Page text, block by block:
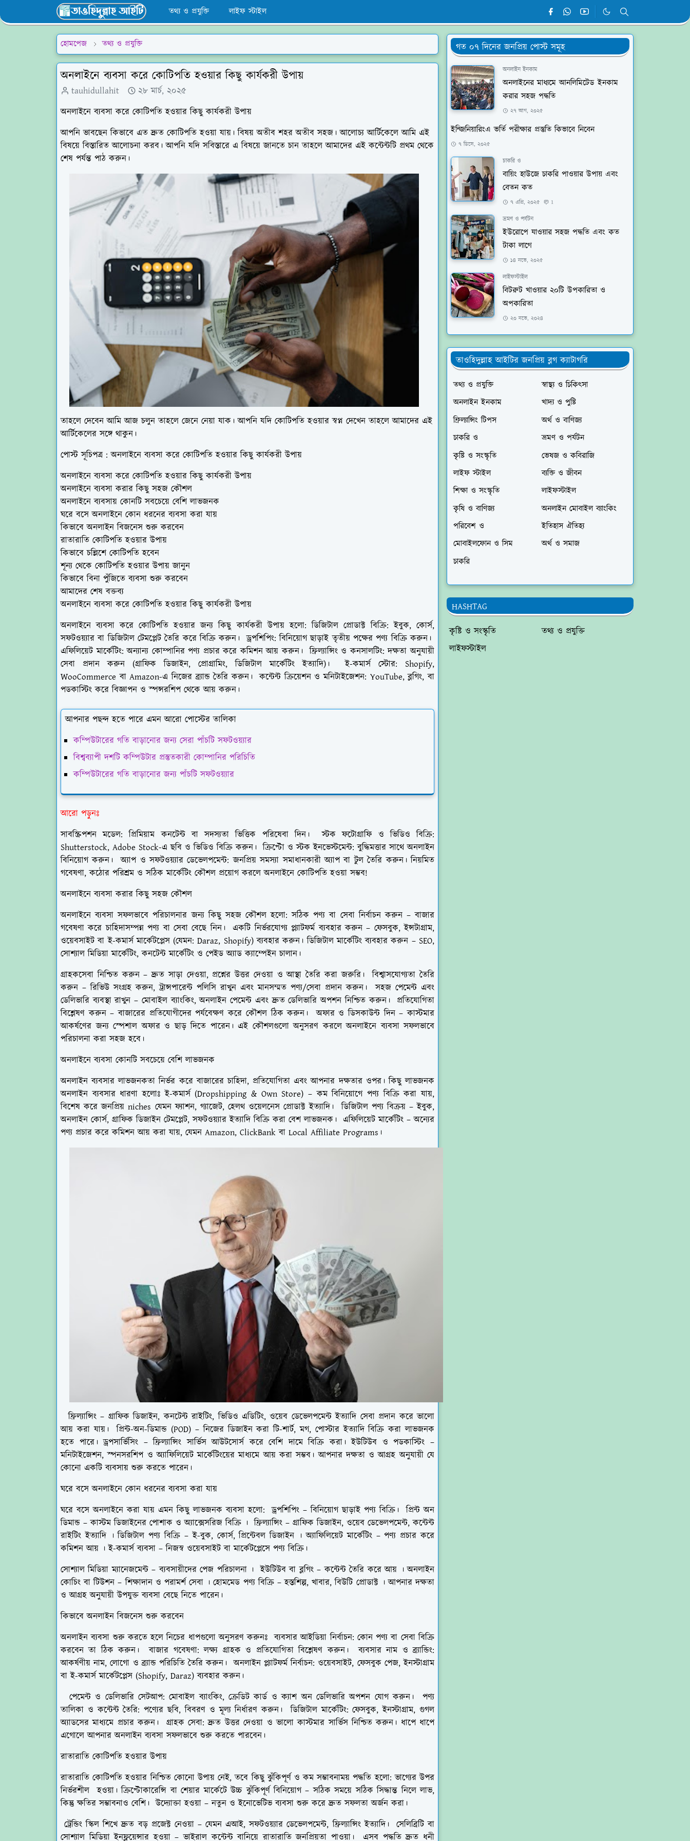
তথ্য ও প্রযুক্তি লাইফ স্টাইল
হোমপেজ তথ্য ও প্রযুক্তি
অনলাইনে ব্যবসা করে কোটিপতি হওয়ার কিছু কার্যকরী উপায়
tauhidullahit
২৮ মার্চ, ২০২৫
অনলাইনে ব্যবসা করে কোটিপতি হওয়ার কিছু কার্যকরী উপায়
আপনি ভাবছেন কিভাবে এত দ্রুত কোটিপতি হওয়া যায়। বিষয় অতীব শহর অতীব সহজ। আলোচ্য আর্টিকেলে আমি এই
বিষয়ে বিস্তারিত আলোচনা করব। আপনি যদি সবিস্তারে এ বিষয়ে জানতে চান তাহলে আমাদের এই কন্টেন্টটি প্রথম থেকে
শেষ পর্যন্ত পাঠ করুন।
তাহলে দেবেন আমি আজ চলুন তাহলে জেনে নেয়া যাক। আপনি যদি কোটিপতি হওয়ার স্বপ্ন দেখেন তাহলে আমাদের এই
আর্টিকেলের সঙ্গে থাকুন।
পোস্ট সূচিপত্র : অনলাইনে ব্যবসা করে কোটিপতি হওয়ার কিছু কার্যকরী উপায়
অনলাইনে ব্যবসা করে কোটিপতি হওয়ার কিছু কার্যকরী উপায়
অনলাইনে ব্যবসা করার কিছু সহজ কৌশল
অনলাইনে ব্যবসায় কোনটি সবচেয়ে বেশি লাভজনক
ঘরে বসে অনলাইনে কোন ধরনের ব্যবসা করা যায়
কিভাবে অনলাইন বিজনেস শুরু করবেন
রাতারাতি কোটিপতি হওয়ার উপায়
কিভাবে চল্লিশে কোটিপতি হবেন
শূন্য থেকে কোটিপতি হওয়ার উপায় জানুন
কিভাবে বিনা পুঁজিতে ব্যবসা শুরু করবেন
আমাদের শেষ বক্তব্য
অনলাইনে ব্যবসা করে কোটিপতি হওয়ার কিছু কার্যকরী উপায়
অনলাইনে ব্যবসা করে কোটিপতি হওয়ার জন্য কিছু কার্যকরী উপায় হলো: ডিজিটাল প্রোডাক্ট বিক্রি: ইবুক, কোর্স,
সফটওয়্যার বা ডিজিটাল টেমপ্লেট তৈরি করে বিক্রি করুন। ড্রপশিপিং: বিনিয়োগ ছাড়াই তৃতীয় পক্ষের পণ্য বিক্রি করুন।
এফিলিয়েট মার্কেটিং: অন্যান্য কোম্পানির পণ্য প্রচার করে কমিশন আয় করুন। ফ্রিল্যান্সিং ও কনসালটিং: দক্ষতা অনুযায়ী
সেবা প্রদান করুন (গ্রাফিক ডিজাইন, প্রোগ্রামিং, ডিজিটাল মার্কেটিং ইত্যাদি)। ই-কমার্স স্টোর: Shopify,
WooCommerce বা Amazon-এ নিজের ব্র্যান্ড তৈরি করুন। কন্টেন্ট ক্রিয়েশন ও মনিটাইজেশন: YouTube, ব্লগিং, বা
পডকাস্টিং করে বিজ্ঞাপন ও স্পন্সরশিপ থেকে আয় করুন।
আপনার পছন্দ হতে পারে এমন আরো পোস্টের তালিকা
কম্পিউটারের গতি বাড়ানোর জন্য সেরা পাঁচটি সফটওয়্যার
বিশ্বব্যাপী দশটি কম্পিউটার প্রস্তুতকারী কোম্পানির পরিচিতি
কম্পিউটারের গতি বাড়ানোর জন্য পাঁচটি সফটওয়্যার
আরো পড়ুনঃ
সাবস্ক্রিপশন মডেল: প্রিমিয়াম কনটেন্ট বা সদস্যতা ভিত্তিক পরিষেবা দিন। স্টক ফটোগ্রাফি ও ভিডিও বিক্রি:
Shutterstock, Adobe Stock-এ ছবি ও ভিডিও বিক্রি করুন। ক্রিপ্টো ও স্টক ইনভেস্টমেন্ট: বুদ্ধিমত্তার সাথে অনলাইন
বিনিয়োগ করুন। অ্যাপ ও সফটওয়্যার ডেভেলপমেন্ট: জনপ্রিয় সমস্যা সমাধানকারী অ্যাপ বা টুল তৈরি করুন।নিয়মিত
গবেষণা, কঠোর পরিশ্রম ও সঠিক মার্কেটিং কৌশল প্রয়োগ করলে অনলাইনে কোটিপতি হওয়া সম্ভব!
অনলাইনে ব্যবসা করার কিছু সহজ কৌশল
অনলাইনে ব্যবসা সফলভাবে পরিচালনার জন্য কিছু সহজ কৌশল হলো: সঠিক পণ্য বা সেবা নির্বাচন করুন – বাজার
গবেষণা করে চাহিদাসম্পন্ন পণ্য বা সেবা বেছে নিন। একটি নির্ভরযোগ্য প্ল্যাটফর্ম ব্যবহার করুন – ফেসবুক, ইন্সটাগ্রাম,
ওয়েবসাইট বা ই-কমার্স মার্কেটপ্লেস (যেমন: Daraz, Shopify) ব্যবহার করুন। ডিজিটাল মার্কেটিং ব্যবহার করুন – SEO,
সোশ্যাল মিডিয়া মার্কেটিং, কনটেন্ট মার্কেটিং ও পেইড অ্যাড ক্যাম্পেইন চালান।
গ্রাহকসেবা নিশ্চিত করুন – দ্রুত সাড়া দেওয়া, প্রশ্নের উত্তর দেওয়া ও আস্থা তৈরি করা জরুরি। বিশ্বাসযোগ্যতা তৈরি
করুন – রিভিউ সংগ্রহ করুন, ট্রান্সপারেন্ট পলিসি রাখুন এবং মানসম্মত পণ্য/সেবা প্রদান করুন। সহজ পেমেন্ট এবং
ডেলিভারি ব্যবস্থা রাখুন – মোবাইল ব্যাংকিং, অনলাইন পেমেন্ট এবং দ্রুত ডেলিভারি অপশন নিশ্চিত করুন। প্রতিযোগিতা
বিশ্লেষণ করুন – বাজারের প্রতিযোগীদের পর্যবেক্ষণ করে কৌশল ঠিক করুন। অফার ও ডিসকাউন্ট দিন – কাস্টমার
আকর্ষণের জন্য স্পেশাল অফার ও ছাড় দিতে পারেন। এই কৌশলগুলো অনুসরণ করলে অনলাইনে ব্যবসা সফলভাবে
পরিচালনা করা সহজ হবে।
অনলাইনে ব্যবসা কোনটি সবচেয়ে বেশি লাভজনক
অনলাইন ব্যবসার লাভজনকতা নির্ভর করে বাজারের চাহিদা, প্রতিযোগিতা এবং আপনার দক্ষতার ওপর। কিছু লাভজনক
অনলাইন ব্যবসার ধারণা হলোঃ ই-কমার্স (Dropshipping & Own Store) – কম বিনিয়োগে পণ্য বিক্রি করা যায়,
বিশেষ করে জনপ্রিয় niches যেমন ফ্যাশন, গ্যাজেট, হেলথ ওয়েলনেস প্রোডাক্ট ইত্যাদি। ডিজিটাল পণ্য বিক্রয় – ইবুক,
অনলাইন কোর্স, গ্রাফিক ডিজাইন টেমপ্লেট, সফটওয়্যার ইত্যাদি বিক্রি করা বেশ লাভজনক। এফিলিয়েট মার্কেটিং – অন্যের
পণ্য প্রচার করে কমিশন আয় করা যায়, যেমন Amazon, ClickBank বা Local Affiliate Programs।
ফ্রিল্যান্সিং – গ্রাফিক ডিজাইন, কনটেন্ট রাইটিং, ভিডিও এডিটিং, ওয়েব ডেভেলপমেন্ট ইত্যাদি সেবা প্রদান করে ভালো
আয় করা যায়। প্রিন্ট-অন-ডিমান্ড (POD) – নিজের ডিজাইন করা টি-শার্ট, মগ, পোস্টার ইত্যাদি বিক্রি করা লাভজনক
হতে পারে। ড্রপসার্ভিসিং – ফ্রিল্যান্সিং সার্ভিস আউটসোর্স করে বেশি দামে বিক্রি করা। ইউটিউব ও পডকাস্টিং –
মনিটাইজেশন, স্পনসরশিপ ও অ্যাফিলিয়েট মার্কেটিংয়ের মাধ্যমে আয় করা সম্ভব। আপনার দক্ষতা ও আগ্রহ অনুযায়ী যে
কোনো একটি ব্যবসায় শুরু করতে পারেন।
ঘরে বসে অনলাইনে কোন ধরনের ব্যবসা করা যায়
ঘরে বসে অনলাইনে করা যায় এমন কিছু লাভজনক ব্যবসা হলো: ড্রপশিপিং – বিনিয়োগ ছাড়াই পণ্য বিক্রি। প্রিন্ট অন
ডিমান্ড – কাস্টম ডিজাইনের পোশাক ও অ্যাক্সেসরিজ বিক্রি । ফ্রিল্যান্সিং – গ্রাফিক ডিজাইন, ওয়েব ডেভেলপমেন্ট, কন্টেন্ট
রাইটিং ইত্যাদি । ডিজিটাল পণ্য বিক্রি – ই-বুক, কোর্স, প্রিন্টেবল ডিজাইন । অ্যাফিলিয়েট মার্কেটিং – পণ্য প্রচার করে
কমিশন আয় । ই-কমার্স ব্যবসা – নিজস্ব ওয়েবসাইট বা মার্কেটপ্লেসে পণ্য বিক্রি।
সোশ্যাল মিডিয়া ম্যানেজমেন্ট – ব্যবসায়ীদের পেজ পরিচালনা । ইউটিউব বা ব্লগিং – কন্টেন্ট তৈরি করে আয় । অনলাইন
কোচিং বা টিউশন – শিক্ষাদান ও পরামর্শ সেবা । হোমমেড পণ্য বিক্রি – হস্তশিল্প, খাবার, বিউটি প্রোডাক্ট । আপনার দক্ষতা
ও আগ্রহ অনুযায়ী উপযুক্ত ব্যবসা বেছে নিতে পারেন।
কিভাবে অনলাইন বিজনেস শুরু করবেন
অনলাইন ব্যবসা শুরু করতে হলে নিচের ধাপগুলো অনুসরণ করুনঃ ব্যবসার আইডিয়া নির্বাচন: কোন পণ্য বা সেবা বিক্রি
করবেন তা ঠিক করুন। বাজার গবেষণা: লক্ষ্য গ্রাহক ও প্রতিযোগিতা বিশ্লেষণ করুন। ব্যবসার নাম ও ব্র্যান্ডিং:
আকর্ষণীয় নাম, লোগো ও ব্র্যান্ড পরিচিতি তৈরি করুন। অনলাইন প্ল্যাটফর্ম নির্বাচন: ওয়েবসাইট, ফেসবুক পেজ, ইনস্টাগ্রাম
বা ই-কমার্স মার্কেটপ্লেস (Shopify, Daraz) ব্যবহার করুন।
পেমেন্ট ও ডেলিভারি সেটআপ: মোবাইল ব্যাংকিং, ক্রেডিট কার্ড ও ক্যাশ অন ডেলিভারি অপশন যোগ করুন। পণ্য
তালিকা ও কন্টেন্ট তৈরি: পণ্যের ছবি, বিবরণ ও মূল্য নির্ধারণ করুন। ডিজিটাল মার্কেটিং: ফেসবুক, ইনস্টাগ্রাম, গুগল
অ্যাডসের মাধ্যমে প্রচার করুন। গ্রাহক সেবা: দ্রুত উত্তর দেওয়া ও ভালো কাস্টমার সার্ভিস নিশ্চিত করুন। ধাপে ধাপে
এগোলে আপনার অনলাইন ব্যবসা সফলভাবে শুরু করতে পারবেন।
রাতারাতি কোটিপতি হওয়ার উপায়
রাতারাতি কোটিপতি হওয়ার নিশ্চিত কোনো উপায় নেই, তবে কিছু ঝুঁকিপূর্ণ ও কম সম্ভাবনাময় পদ্ধতি হলো: ভাগ্যের উপর
নির্ভরশীল হওয়া। ক্রিপ্টোকারেন্সি বা শেয়ার মার্কেটে উচ্চ ঝুঁকিপূর্ণ বিনিয়োগ – সঠিক সময়ে সঠিক সিদ্ধান্ত নিলে লাভ,
কিন্তু ক্ষতির সম্ভাবনাও বেশি। উদ্যোক্তা হওয়া – নতুন ও ইনোভেটিভ ব্যবসা শুরু করে দ্রুত সফলতা অর্জন করা।
ট্রেন্ডিং স্কিল শিখে দ্রুত বড় প্রজেক্ট নেওয়া – যেমন এআই, সফটওয়্যার ডেভেলপমেন্ট, ফ্রিল্যান্সিং ইত্যাদি। সেলিব্রিটি বা
সোশ্যাল মিডিয়া ইনফ্লুয়েন্সার হওয়া – ভাইরাল কন্টেন্ট বানিয়ে রাতারাতি জনপ্রিয়তা পাওয়া। এসব পদ্ধতি দ্রুত ধনী
গত ০৭ দিনের জনপ্রিয় পোস্ট সমূহ
অনলাইন ইনকাম
অনলাইনের মাধ্যমে আনলিমিটেড ইনকাম
করার সহজ পদ্ধতি
২৭ আগ, ২০২৫
ইন্জিনিয়ারিংএ ভর্তি পরীক্ষার প্রস্তুতি কিভাবে নিবেন
৭ ডিসে, ২০২৫
চাকরি ও
বায়িং হাউজে চাকরি পাওয়ার উপায় এবং
বেতন কত
৭ এপ্রি, ২০২৫ 1
ভ্রমণ ও পর্যটন
ইউরোপে যাওয়ার সহজ পদ্ধতি এবং কত
টাকা লাগে
১৪ নভে, ২০২৫
লাইফস্টাইল
বিটরুট খাওয়ার ২০টি উপকারিতা ও
অপকারিতা
২০ নভে, ২০২৪
তাওহিদুল্লাহ আইটির জনপ্রিয় ব্লগ ক্যাটাগরি
তথ্য ও প্রযুক্তি
স্বাস্থ্য ও চিকিৎসা
অনলাইন ইনকাম
খাদ্য ও পুষ্টি
ফ্রিল্যান্সিং টিপস
অর্থ ও বাণিজ্য
চাকরি ও
ভ্রমণ ও পর্যটন
কৃষ্টি ও সংস্কৃতি
ভেষজ ও কবিরাজি
লাইফ স্টাইল
ব্যক্তি ও জীবন
শিক্ষা ও সংস্কৃতি
লাইফস্টাইল
কৃষি ও বাণিজ্য
অনলাইন মোবাইল ব্যাংকিং
পরিবেশ ও
ইতিহাস ঐতিহ্য
মোবাইলফোন ও সিম
অর্থ ও সমাজ
চাকরি
HASHTAG
কৃষ্টি ও সংস্কৃতি
তথ্য ও প্রযুক্তি
লাইফস্টাইল